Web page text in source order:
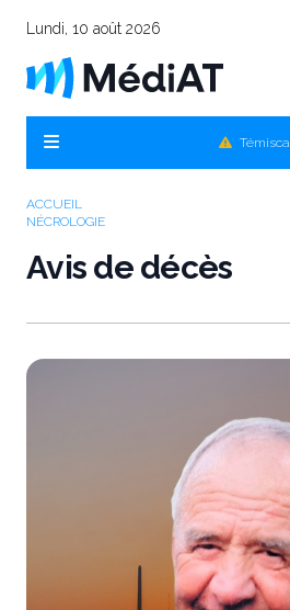
Lundi, 10 août 2026
ACCUEIL
NÉCROLOGIE
Avis de décès